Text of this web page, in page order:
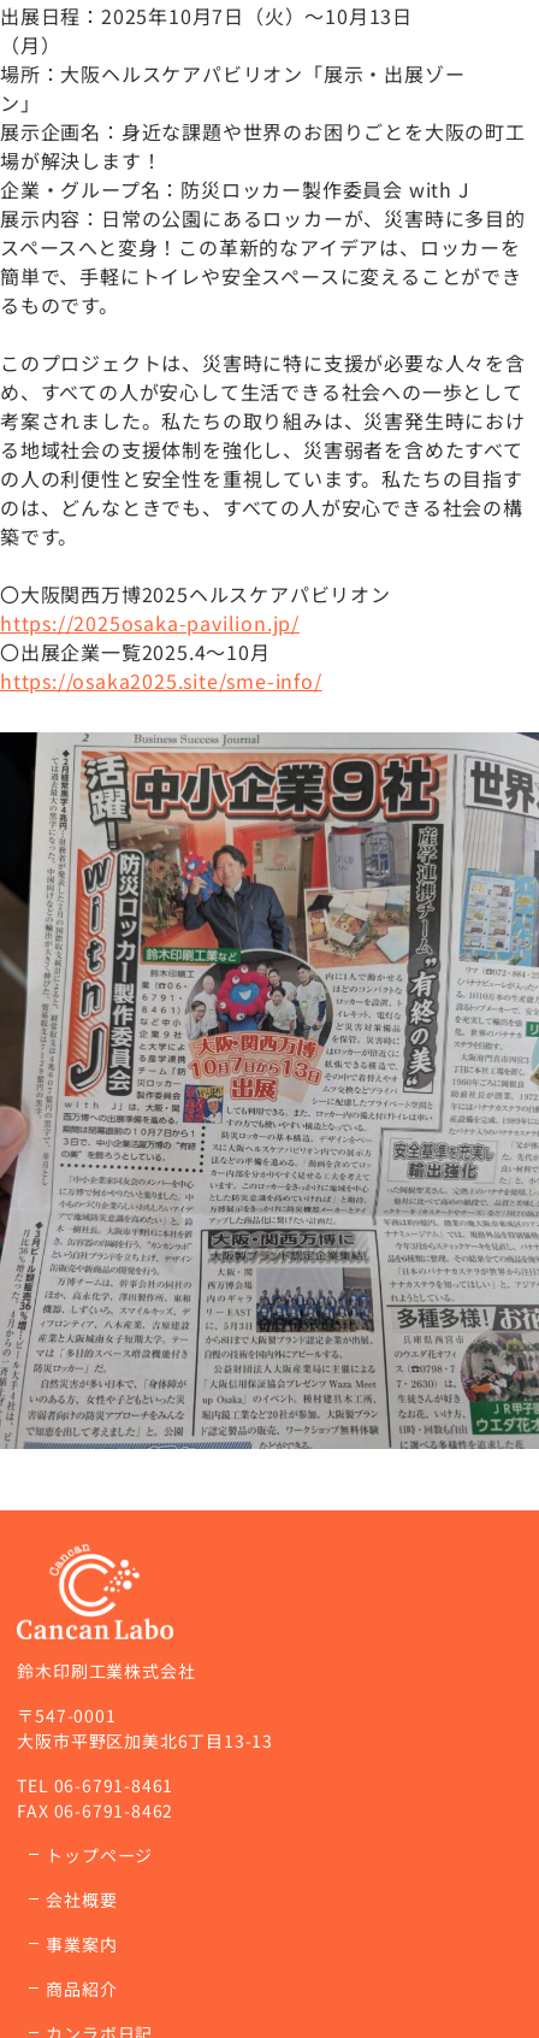
出展日程：2025年10月7日（火）～10月13日
（月）
場所：大阪ヘルスケアパビリオン「展示・出展ゾー
ン」
展示企画名：身近な課題や世界のお困りごとを大阪の町工
場が解決します！
企業・グループ名：防災ロッカー製作委員会 with J
展示内容：日常の公園にあるロッカーが、災害時に多目的
スペースへと変身！この革新的なアイデアは、ロッカーを
簡単で、手軽にトイレや安全スペースに変えることができ
るものです。
このプロジェクトは、災害時に特に支援が必要な人々を含
め、すべての人が安心して生活できる社会への一歩として
考案されました。私たちの取り組みは、災害発生時におけ
る地域社会の支援体制を強化し、災害弱者を含めたすべて
の人の利便性と安全性を重視しています。私たちの目指す
のは、どんなときでも、すべての人が安心できる社会の構
築です。
〇大阪関西万博2025ヘルスケアパビリオン
https://2025osaka-pavilion.jp/
〇出展企業一覧2025.4～10月
https://osaka2025.site/sme-info/
鈴木印刷工業株式会社
〒547-0001
大阪市平野区加美北6丁目13-13
TEL 06-6791-8461
FAX 06-6791-8462
トップページ
会社概要
事業案内
商品紹介